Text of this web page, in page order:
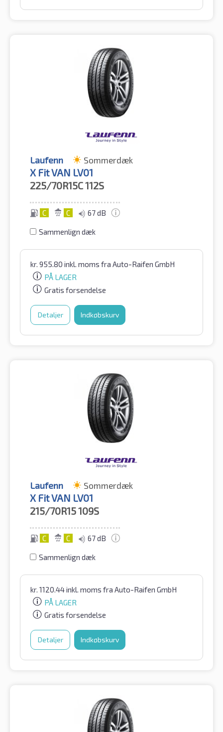
Laufenn Sommerdæk
X Fit VAN LV01
225/70R15C112S
C C 67 dB
Sammenlign dæk
kr. 955.80 inkl. moms fra Auto-Raifen GmbH
PÅ LAGER
Gratis forsendelse
Detaljer Indkøbskurv
Laufenn Sommerdæk
X Fit VAN LV01
215/70R15109S
C C 67 dB
Sammenlign dæk
kr. 1120.44inkl. moms fra Auto-Raifen GmbH
PÅ LAGER
Gratis forsendelse
Detaljer Indkøbskurv